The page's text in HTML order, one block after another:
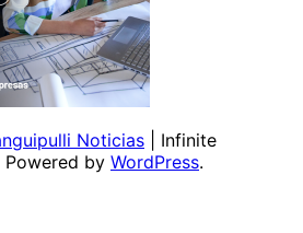
Noticias | Infinite
| Powered by WordPress.